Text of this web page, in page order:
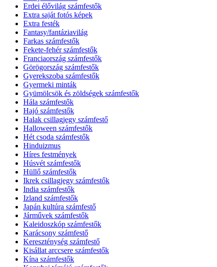
Erdei élővilág számfestők
Extra saját fotós képek
Extra festék
Fantasy/fantáziavilág
Farkas számfestők
Fekete-fehér számfestők
Franciaország számfestők
Görögország számfestők
Gyerekszoba számfestők
Gyermeki minták
Gyümölcsök és zöldségek számfestők
Hála számfestők
Hajó számfestők
Halak csillagjegy számfestő
Halloween számfestők
Hét csoda számfestők
Hinduizmus
Híres festmények
Húsvét számfestők
Hüllő számfestők
Ikrek csillagjegy számfestők
India számfestők
Izland számfestők
Japán kultúra számfestő
Járművek számfestők
Kaleidoszkóp számfestők
Karácsony számfestő
Kereszténység számfestő
Kisállat arccsere számfestők
Kína számfestők